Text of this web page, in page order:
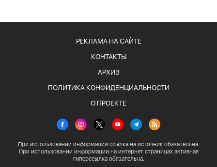
РЕКЛАМА НА САЙТЕ
КОНТАКТЫ
АРХИВ
ПОЛИТИКА КОНФИДЕНЦИАЛЬНОСТИ
О ПРОЕКТЕ
При использовании информации ссылка на источник обязательна.
При использовании информации на интернет страницах активная
гиперссылка обязательна.